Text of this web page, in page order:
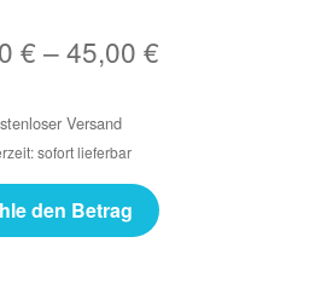
€ –45,00 €
Versand
sofort lieferbar
den Betrag